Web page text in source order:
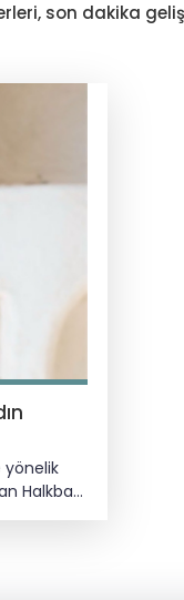
son dakika
yönelik
Halkbank